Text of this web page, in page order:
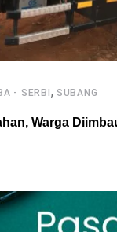
- SERBI , SUBANG
Warga